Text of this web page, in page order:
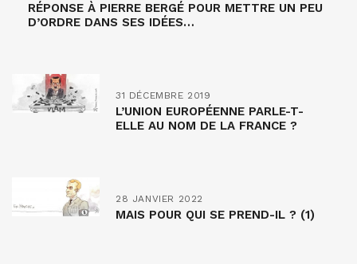
RÉPONSE À PIERRE BERGÉ POUR METTRE UN PEU
D’ORDRE DANS SES IDÉES…
31 DÉCEMBRE 2019
L’UNION EUROPÉENNE PARLE-T-
ELLE AU NOM DE LA FRANCE ?
28 JANVIER 2022
MAIS POUR QUI SE PREND-IL ? (1)